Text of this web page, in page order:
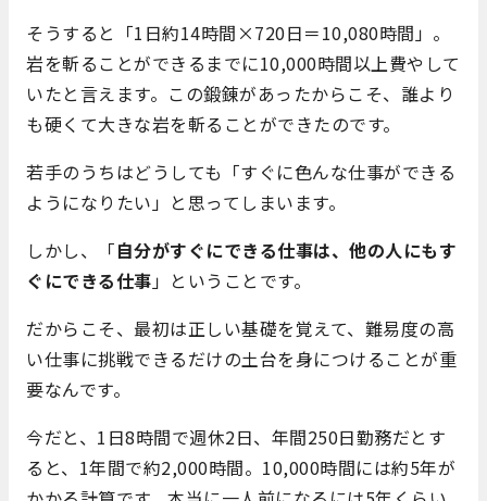
そうすると「1日約14時間×720日＝10,080時間」。
岩を斬ることができるまでに10,000時間以上費やして
いたと言えます。この鍛錬があったからこそ、誰より
も硬くて大きな岩を斬ることができたのです。
若手のうちはどうしても「すぐに色んな仕事ができる
ようになりたい」と思ってしまいます。
しかし、「自分がすぐにできる仕事は、他の人にもす
ぐにできる仕事」ということです。
だからこそ、最初は正しい基礎を覚えて、難易度の高
い仕事に挑戦できるだけの土台を身につけることが重
要なんです。
今だと、1日8時間で週休2日、年間250日勤務だとす
ると、1年間で約2,000時間。10,000時間には約5年が